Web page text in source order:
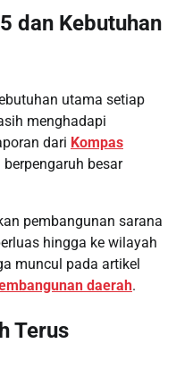
dan Kebutuhan
utama setiap
menghadapi
dari Kompas
besar
pembangunan sarana
hingga ke wilayah
muncul pada artikel
daerah.
Terus